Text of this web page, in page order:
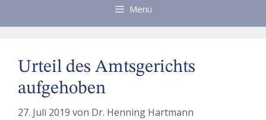
Menü
Urteil des Amtsgerichts
aufgehoben
27. Juli 2019 von Dr. Henning Hartmann